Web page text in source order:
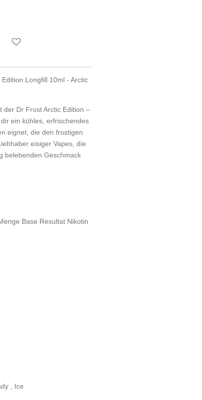
Longfill 10ml - Arctic
der Dr Frost Arctic Edition –
ein kühles, erfrischendes
eignet, die den frostigen
eisiger Vapes, die
belebenden Geschmack
Base Resultat Nikotin
, Ice